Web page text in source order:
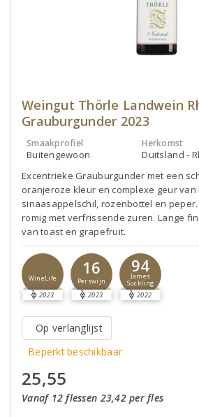
Weingut Thörle Landwein
Grauburgunder 2023
Smaakprofiel
Buitengewoon
Herkomst
Duitsland -
Excentrieke Grauburgunder met een
oranjeroze kleur en complexe geur
sinaasappelschil, rozenbottel en
romig met verfrissende zuren. Lange
van toast en grapefruit.
WineLife
2023
16
Perswijn
2023
94
James
Suckling
2022
Op verlanglijst
Beperkt beschikbaar
25,55
Vanaf 12 flessen 23,42 per fles